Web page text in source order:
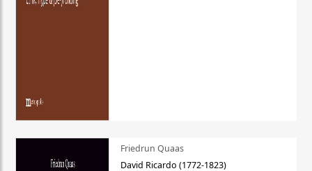
Friedrun Quaas
David Ricardo (1772-1823)